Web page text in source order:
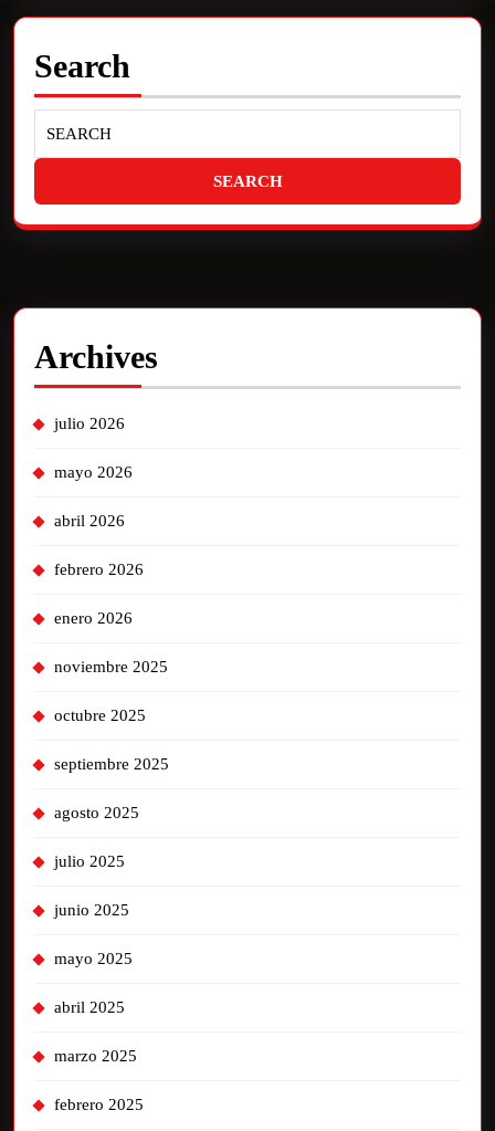
Search
Archives
julio 2026
mayo 2026
abril 2026
febrero 2026
enero 2026
noviembre 2025
octubre 2025
septiembre 2025
agosto 2025
julio 2025
junio 2025
mayo 2025
abril 2025
marzo 2025
febrero 2025